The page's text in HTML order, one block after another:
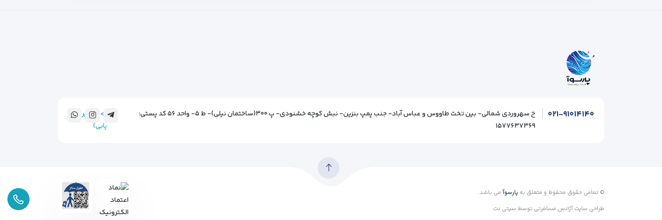
۰۲۱-۹۱۰۱۴۱۴۰
خ سهروردی شمالی- بین تخت طاووس و عباس آباد- جنب پمپ بنزین- نبش کوچه خشنودی- پ ۳۰۰(ساختمان نیلی)- ط ۵- واحد ۵۶ کد پستی:
۱۵۷۷۶۳۷۳۶۹
">(مسیر
یابی)
© تمامی حقوق محفوظ و متعلق به پارسوآ می باشد.
طراحی سایت آژانس مسافرتی توسط سیتی نت